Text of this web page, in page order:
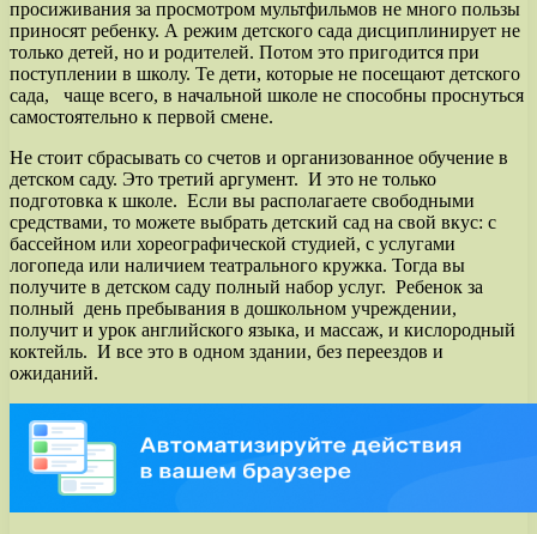
просиживания за просмотром мультфильмов не много пользы
приносят ребенку. А режим детского сада дисциплинирует не
только детей, но и родителей. Потом это пригодится при
поступлении в школу. Те дети, которые не посещают детского
сада, чаще всего, в начальной школе не способны проснуться
самостоятельно к первой смене.
Не стоит сбрасывать со счетов и организованное обучение в
детском саду. Это третий аргумент. И это не только
подготовка к школе. Если вы располагаете свободными
средствами, то можете выбрать детский сад на свой вкус: с
бассейном или хореографической студией, с услугами
логопеда или наличием театрального кружка. Тогда вы
получите в детском саду полный набор услуг. Ребенок за
полный день пребывания в дошкольном учреждении,
получит и урок английского языка, и массаж, и кислородный
коктейль. И все это в одном здании, без переездов и
ожиданий.